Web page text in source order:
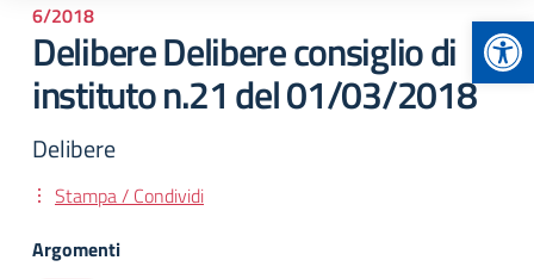
6/2018
Delibere Delibere consiglio di
instituto n.21 del 01/03/2018
Delibere
Stampa / Condividi
Argomenti